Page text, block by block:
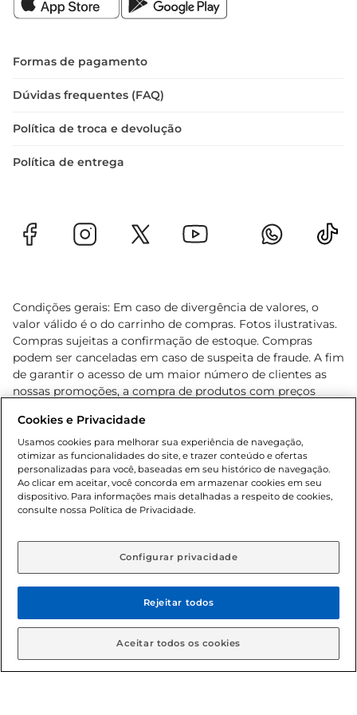
Formas de pagamento
Dúvidas frequentes (FAQ)
Política de troca e devolução
Política de entrega
Condições gerais: Em caso de divergência de valores, o
valor válido é o do carrinho de compras. Fotos ilustrativas.
Compras sujeitas a confirmação de estoque. Compras
podem ser canceladas em caso de suspeita de fraude. A fim
de garantir o acesso de um maior número de clientes as
nossas promoções, a compra de produtos com preços
cliente. Os preços, ofertas e condições são exclusivos para
o e-commerce e válidos durante o dia de hoje, podendo
sofrer alterações sem prévia notificação. Proibida a venda
de bebidas alcoólicas para menores de 18 anos, conforme
Lei n.º 8069/90, art. 81, inciso II (Estatuto da Criança e do
Adolescente). Preços e condições exclusivos para o
aviso prévio. O valor mínimo para as compras on-line é de
© 2026 Copyright. Todos os direitos
reservados Gbarbosa.
Cookies e Privacidade
Usamos cookies para melhorar sua experiência de navegação,
otimizar as funcionalidades do site, e trazer conteúdo e ofertas
personalizadas para você, baseadas em seu histórico de navegação.
Ao clicar em aceitar, você concorda em armazenar cookies em seu
dispositivo. Para informações mais detalhadas a respeito de cookies,
consulte nossa Política de Privacidade.
Configurar privacidade
Rejeitar todos
Aceitar todos os cookies